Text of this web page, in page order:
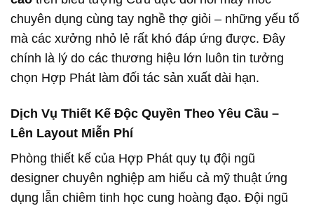
chuyên dụng cùng tay nghề thợ giỏi – những yếu tố
mà các xưởng nhỏ lẻ rất khó đáp ứng được. Đây
chính là lý do các thương hiệu lớn luôn tin tưởng
chọn Hợp Phát làm đối tác sản xuất dài hạn.
Dịch Vụ Thiết Kế Độc Quyền Theo Yêu Cầu –
Lên Layout Miễn Phí
Phòng thiết kế của Hợp Phát quy tụ đội ngũ
designer chuyên nghiệp am hiểu cả mỹ thuật ứng
dụng lẫn chiêm tinh học cung hoàng đạo. Đội ngũ